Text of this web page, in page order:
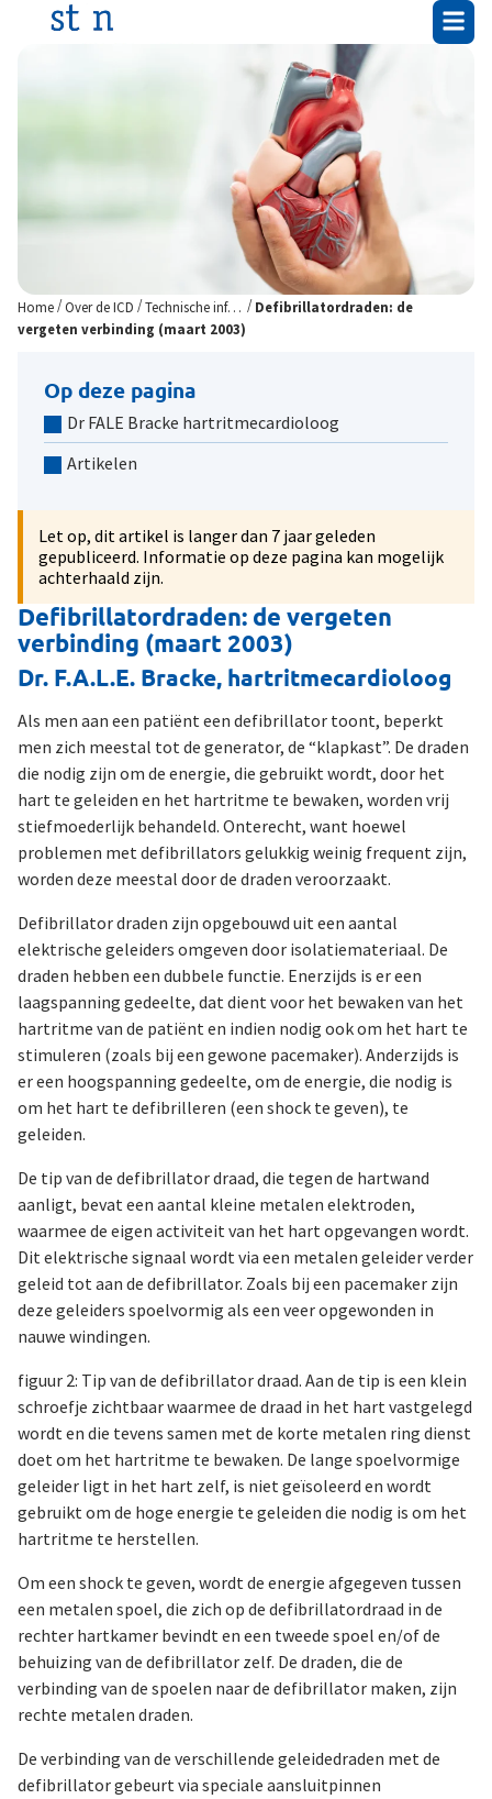
Home /Over de ICD / Technische informatie /Defibrillatordraden: de
vergeten verbinding (maart 2003)
Op deze pagina
Dr FALE Bracke hartritmecardioloog
Artikelen
Let op, dit artikel is langer dan 7 jaar geleden
gepubliceerd. Informatie op deze pagina kan mogelijk
achterhaald zijn.
Defibrillatordraden: de vergeten
verbinding (maart 2003)
Dr. F.A.L.E. Bracke, hartritmecardioloog
Als men aan een patiënt een defibrillator toont, beperkt
men zich meestal tot de generator, de “klapkast”. De draden
die nodig zijn om de energie, die gebruikt wordt, door het
hart te geleiden en het hartritme te bewaken, worden vrij
stiefmoederlijk behandeld. Onterecht, want hoewel
problemen met defibrillators gelukkig weinig frequent zijn,
worden deze meestal door de draden veroorzaakt.
Defibrillator draden zijn opgebouwd uit een aantal
elektrische geleiders omgeven door isolatiemateriaal. De
draden hebben een dubbele functie. Enerzijds is er een
laagspanning gedeelte, dat dient voor het bewaken van het
hartritme van de patiënt en indien nodig ook om het hart te
stimuleren (zoals bij een gewone pacemaker). Anderzijds is
er een hoogspanning gedeelte, om de energie, die nodig is
om het hart te defibrilleren (een shock te geven), te
geleiden.
De tip van de defibrillator draad, die tegen de hartwand
aanligt, bevat een aantal kleine metalen elektroden,
waarmee de eigen activiteit van het hart opgevangen wordt.
Dit elektrische signaal wordt via een metalen geleider verder
geleid tot aan de defibrillator. Zoals bij een pacemaker zijn
deze geleiders spoelvormig als een veer opgewonden in
nauwe windingen.
figuur 2: Tip van de defibrillator draad. Aan de tip is een klein
schroefje zichtbaar waarmee de draad in het hart vastgelegd
wordt en die tevens samen met de korte metalen ring dienst
doet om het hartritme te bewaken. De lange spoelvormige
geleider ligt in het hart zelf, is niet geïsoleerd en wordt
gebruikt om de hoge energie te geleiden die nodig is om het
hartritme te herstellen.
Om een shock te geven, wordt de energie afgegeven tussen
een metalen spoel, die zich op de defibrillatordraad in de
rechter hartkamer bevindt en een tweede spoel en/of de
behuizing van de defibrillator zelf. De draden, die de
verbinding van de spoelen naar de defibrillator maken, zijn
rechte metalen draden.
De verbinding van de verschillende geleidedraden met de
defibrillator gebeurt via speciale aansluitpinnen